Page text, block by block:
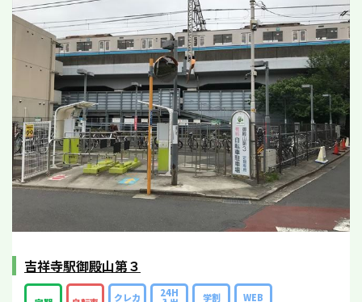
吉祥寺駅御殿山第３
クレカ 24H 学割 WEB